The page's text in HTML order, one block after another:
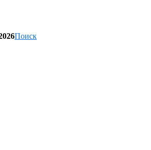
Поиск